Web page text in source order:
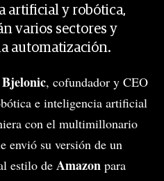
artificial y robótica,
varios sectores y
automatización.
, cofundador y CEO
e inteligencia artificial
con el multimillonario
envió su versión de un
estilo de Amazon para